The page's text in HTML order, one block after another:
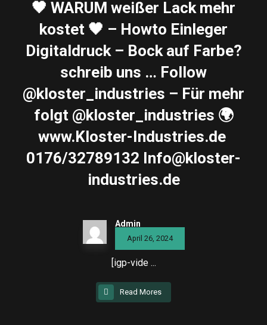
🖤 WARUM weißer Lack mehr
kostet 🖤️ – Howto Einleger
Digitaldruck – Bock auf Farbe?
schreib uns … Follow
@kloster_industries – Für mehr
folgt @kloster_industries 🌍
www.Kloster-Industries.de ️
0176/32789132 Info@kloster-
industries.de
Admin
April 26, 2024
[igp-vide ...
Read Mores